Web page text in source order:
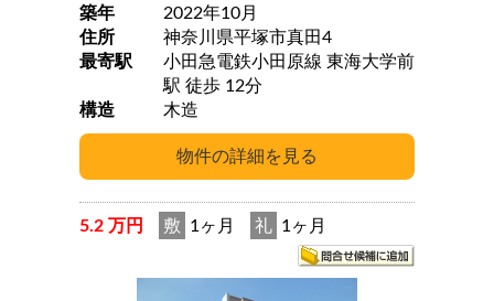
築年
2022年10月
住所
神奈川県平塚市真田4
最寄駅
小田急電鉄小田原線 東海大学前
駅 徒歩 12分
構造
木造
5.2 万円 敷 1ヶ月 礼 1ヶ月